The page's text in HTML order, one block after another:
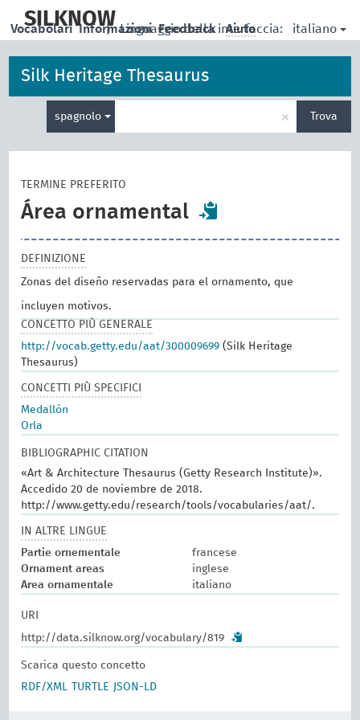
main
SILKNOW
| Linguaggio della interfaccia: italiano
Vocabolari Informazioni Feedback Aiuto
Silk Heritage Thesaurus
spagnolo
per
ricerca
× Trova
TERMINE PREFERITO
Área ornamental
DEFINIZIONE
Zonas del diseño reservadas para el ornamento, que
incluyen motivos.
CONCETTO PIÙ GENERALE
http://vocab.getty.edu/aat/300009699 (Silk Heritage
Thesaurus)
CONCETTI PIÙ SPECIFICI
Medallón
Orla
BIBLIOGRAPHIC CITATION
«Art & Architecture Thesaurus (Getty Research Institute)».
Accedido 20 de noviembre de 2018.
http://www.getty.edu/research/tools/vocabularies/aat/.
IN ALTRE LINGUE
Partie ornementale
francese
Ornament areas
inglese
Area ornamentale
italiano
URI
http://data.silknow.org/vocabulary/819
Scarica questo concetto
RDF/XML
TURTLE JSON-LD